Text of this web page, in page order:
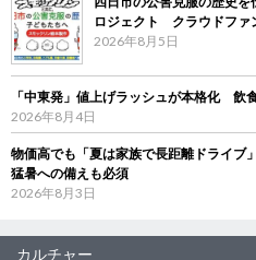
ロジェクト クラウドファ
2026年8月5日
「中東発」値上げラッシュが本格化 飲
2026年8月4日
物価高でも「夏は家族で長距離ドライ
猛暑への備えも必須
2026年8月3日
カルチャー